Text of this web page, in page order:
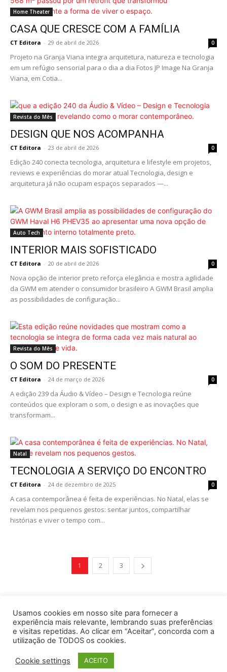
Home Theater
CASA QUE CRESCE COM A FAMÍLIA
CT Editora - 29 de abril de 2026 0
Projeto na Granja Viana integra arquitetura, natureza e tecnologia
em um refúgio sensorial para o dia a dia Fotos JP Image Na Granja
Viana, em Cotia...
Revista do Mês
DESIGN QUE NOS ACOMPANHA
CT Editora - 23 de abril de 2026 0
Edição 240 conecta tecnologia, arquitetura e lifestyle em projetos,
reviews e experiências do morar atual Tecnologia, design e
arquitetura já não ocupam espaços separados —...
Auto Tech
INTERIOR MAIS SOFISTICADO
CT Editora - 20 de abril de 2026 0
Nova opção de interior preto reforça elegância e mostra agilidade
da GWM em atender o consumidor brasileiro A GWM Brasil amplia
as possibilidades de configuração...
Revista do Mês
O SOM DO PRESENTE
CT Editora - 24 de março de 2026 0
A edição 239 da Áudio & Vídeo – Design e Tecnologia reúne
conteúdos que exploram o som, o design e as inovações que
transformam...
Natal
TECNOLOGIA A SERVIÇO DO ENCONTRO
CT Editora - 24 de dezembro de 2025 0
A casa contemporânea é feita de experiências. No Natal, elas se
revelam nos pequenos gestos: sentar juntos, compartilhar
histórias e viver o tempo com...
1 2 3
© © Copyright© CT EDITORA | Tel.: (11) 2068-7485 |
Usamos cookies em nosso site para fornecer a
experiência mais relevante, lembrando suas preferências
e visitas repetidas. Ao clicar em “Aceitar”, concorda com a
utilização de TODOS os cookies.
Cookie settings ACEITO